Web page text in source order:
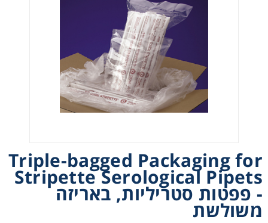
Triple-bagged Packaging for
Stripette Serological Pipets
- פפטות סטריליות, באריזה
משולשת
Concentration
Heating
Instrumentation
Pumps
Sample Preparation